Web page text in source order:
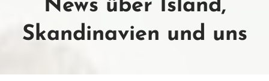
News über Island,
Skandinavien und uns